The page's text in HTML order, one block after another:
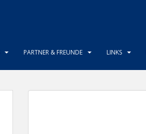
PARTNER & FREUNDE LINKS